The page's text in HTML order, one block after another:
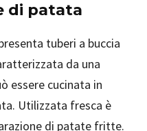
di patata
tuberi a buccia
da una
essere cucinata in
Utilizzata fresca è
di patate fritte.